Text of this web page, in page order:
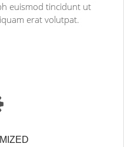
euismod tincidunt ut
erat volutpat.